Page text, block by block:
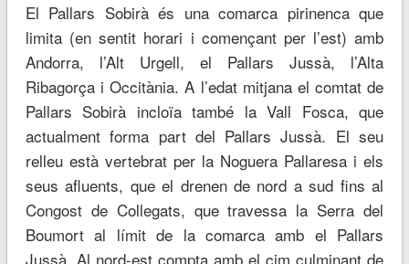
El Pallars Sobirà és una comarca pirinenca que
limita (en sentit horari i començant per l’est) amb
Andorra, l’Alt Urgell, el Pallars Jussà, l’Alta
Ribagorça i Occitània. A l’edat mitjana el comtat de
Pallars Sobirà incloïa també la Vall Fosca, que
actualment forma part del Pallars Jussà. El seu
relleu està vertebrat per la Noguera Pallaresa i els
seus afluents, que el drenen de nord a sud fins al
Congost de Collegats, que travessa la Serra del
Boumort al límit de la comarca amb el Pallars
Jussà. Al nord-est compta amb el cim culminant de